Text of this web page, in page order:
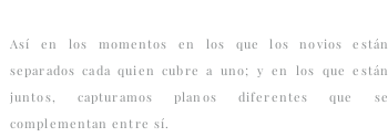
Así en los momentos en los que los novios están
separados cada quien cubre a uno; y en los que están
juntos, capturamos planos diferentes que se
complementan entre sí.